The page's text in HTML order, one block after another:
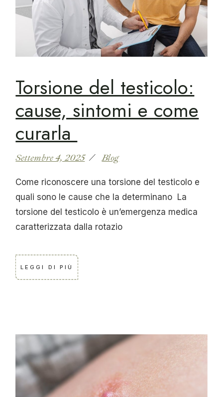
Torsione del testicolo:
cause, sintomi e come
curarla
Settembre 4, 2025 Blog
Come riconoscere una torsione del testicolo e
quali sono le cause che la determinano La
torsione del testicolo è un’emergenza medica
caratterizzata dalla rotazio
LEGGI DI PIÙ